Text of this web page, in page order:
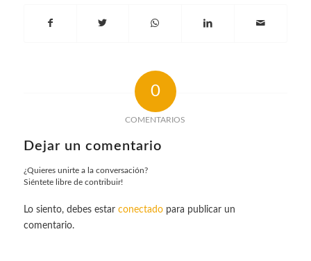
0
COMENTARIOS
Dejar un comentario
¿Quieres unirte a la conversación?
Siéntete libre de contribuir!
Lo siento, debes estar conectadopara publicar un
comentario.